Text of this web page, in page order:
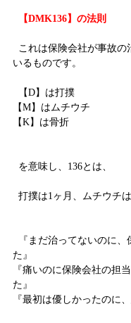
【DMK136】の法則
これは保険会社が事故の
いるものです。
【D】は打撲
【M】はムチウチ
【K】は骨折
を意味し、136とは、
打撲は1ヶ月、ムチウチ
『まだ治ってないのに、
た』
『痛いのに保険会社の担
た』
『最初は優しかったのに